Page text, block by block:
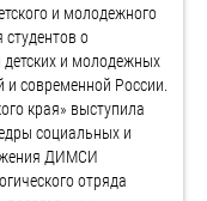
и молодежного
о
детских и молодежных
современной России.
края» выступила
социальных и
ДИМСИ
отряда